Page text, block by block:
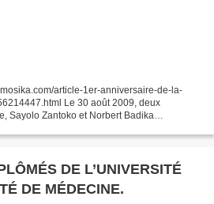
article-1er-anniversaire-de-la-
Le 30 août 2009, deux
Sayolo Zantoko et Norbert Badika
DE L’UNIVERSITÉ
DE MÉDECINE.